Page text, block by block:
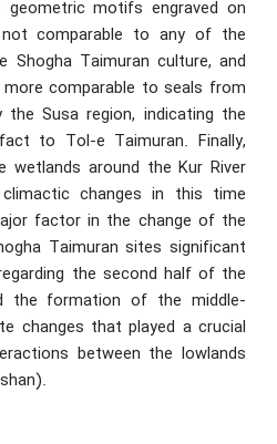
geometric motifs engraved on
comparable to any of the
Taimuran culture, and
comparable to seals from
the Susa region, indicating the
to Tol-e Taimuran. Finally,
wetlands around the Kur River
changes in this time
factor in the change of the
Taimuran sites significant
the second half of the
the formation of the middle-
changes that played a crucial
between the lowlands